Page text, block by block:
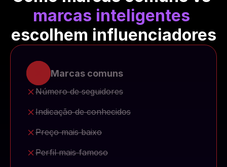
marcas inteligentes
escolhem influenciadores
Marcas comuns
Número de seguidores
Indicação de conhecidos
Preço mais baixo
Perfil mais famoso